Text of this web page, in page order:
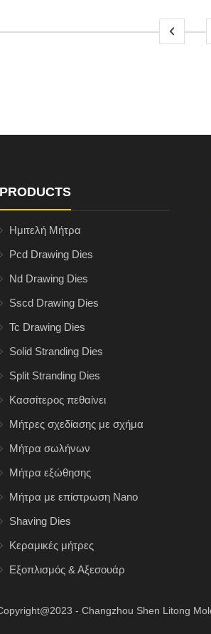
PRODUCTS
Ημιτελή Μήτρα
Pcd Drawing Dies
Nd Drawing Dies
Sscd Drawing Dies
Tc Drawing Dies
Solid Stranding Dies
Split Stranding Dies
Κασσίτερος πεθαίνει
Μήτρες σχεδίασης με σχήμα
σύρματος
Μήτρα σωλήνων
Μήτρα εξώθησης
Μήτρα με επίστρωση Nano
Diamond
Shaving Dies
Κεραμικές μήτρες
Εξοπλισμός & Αξεσουάρ
- Changzhou Shen Litong